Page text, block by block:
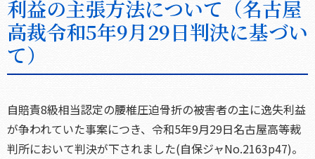
利益の主張方法について（名古屋
高裁令和5年9月29日判決に基づい
て）
自賠責8級相当認定の腰椎圧迫骨折の被害者の主に逸失利益
が争われていた事案につき、令和5年9月29日名古屋高等裁
判所において判決が下されました(自保ジャNo.2163p47)。